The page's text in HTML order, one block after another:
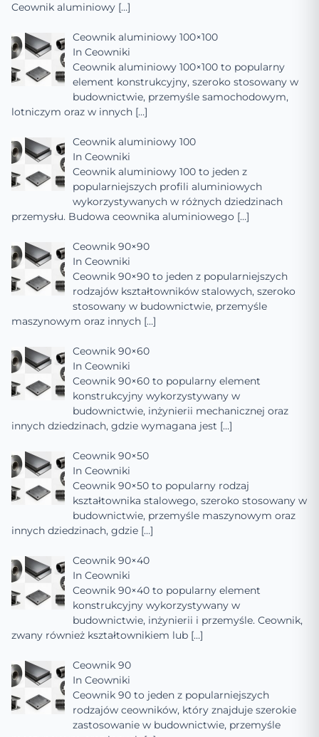
Ceownik aluminiowy […]
Ceownik aluminiowy 100×100
In Ceowniki
Ceownik aluminiowy 100×100 to popularny
element konstrukcyjny, szeroko stosowany w
budownictwie, przemyśle samochodowym,
lotniczym oraz w innych […]
Ceownik aluminiowy 100
In Ceowniki
Ceownik aluminiowy 100 to jeden z
popularniejszych profili aluminiowych
wykorzystywanych w różnych dziedzinach
przemysłu. Budowa ceownika aluminiowego […]
Ceownik 90×90
In Ceowniki
Ceownik 90×90 to jeden z popularniejszych
rodzajów kształtowników stalowych, szeroko
stosowany w budownictwie, przemyśle
maszynowym oraz innych […]
Ceownik 90×60
In Ceowniki
Ceownik 90×60 to popularny element
konstrukcyjny wykorzystywany w
budownictwie, inżynierii mechanicznej oraz
innych dziedzinach, gdzie wymagana jest […]
Ceownik 90×50
In Ceowniki
Ceownik 90×50 to popularny rodzaj
kształtownika stalowego, szeroko stosowany w
budownictwie, przemyśle maszynowym oraz
innych dziedzinach, gdzie […]
Ceownik 90×40
In Ceowniki
Ceownik 90×40 to popularny element
konstrukcyjny wykorzystywany w
budownictwie, inżynierii i przemyśle. Ceownik,
zwany również kształtownikiem lub […]
Ceownik 90
In Ceowniki
Ceownik 90 to jeden z popularniejszych
rodzajów ceowników, który znajduje szerokie
zastosowanie w budownictwie, przemyśle